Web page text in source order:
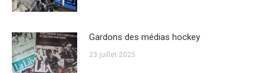
Gardons des médias hockey
23 juillet 2025